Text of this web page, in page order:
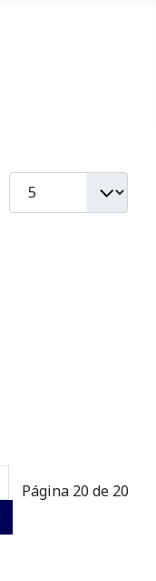
Cantidad a mostrar
Página 20 de 20